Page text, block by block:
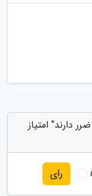
دارند" امتیاز
رای